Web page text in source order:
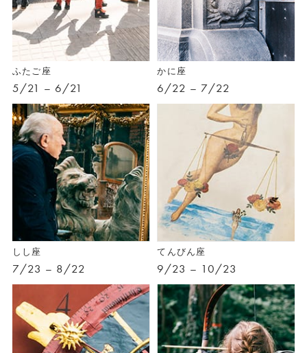
ふたご座
5/21 – 6/21
かに座
6/22 – 7/22
しし座
7/23 – 8/22
てんびん座
9/23 – 10/23